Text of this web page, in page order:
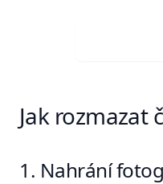
Jak rozmazat
Nahrání